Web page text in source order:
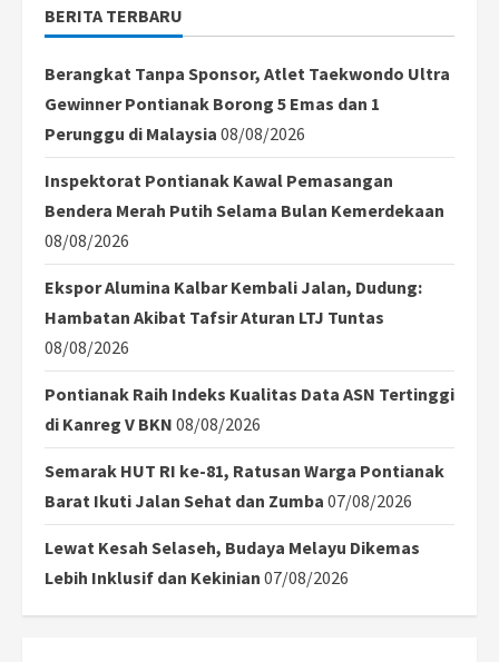
BERITA TERBARU
Berangkat Tanpa Sponsor, Atlet Taekwondo Ultra
Gewinner Pontianak Borong 5 Emas dan 1
Perunggu di Malaysia 08/08/2026
Inspektorat Pontianak Kawal Pemasangan
Bendera Merah Putih Selama Bulan Kemerdekaan
08/08/2026
Ekspor Alumina Kalbar Kembali Jalan, Dudung:
Hambatan Akibat Tafsir Aturan LTJ Tuntas
08/08/2026
Pontianak Raih Indeks Kualitas Data ASN Tertinggi
di Kanreg V BKN 08/08/2026
Semarak HUT RI ke-81, Ratusan Warga Pontianak
Barat Ikuti Jalan Sehat dan Zumba 07/08/2026
Lewat Kesah Selaseh, Budaya Melayu Dikemas
Lebih Inklusif dan Kekinian 07/08/2026